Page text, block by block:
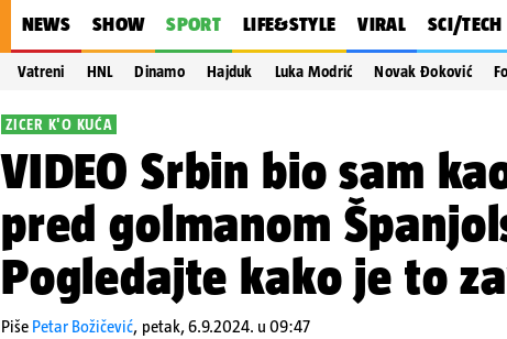
NEWS SHOW SPORT LIFE&STYLE VIRAL SCI/TECH
Vatreni HNL Dinamo Hajduk Luka Modrić Novak Đoković
ZICER K'O KUĆA
VIDEO Srbin bio sam
pred golmanom
Pogledajte kako je to
Piše Petar Božičević, petak, 6.9.2024. u 09:47